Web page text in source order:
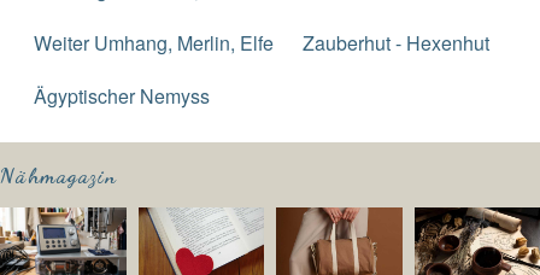
Weiter Umhang, Merlin, Elfe
Zauberhut - Hexenhut
Ägyptischer Nemyss
Nähmagazin